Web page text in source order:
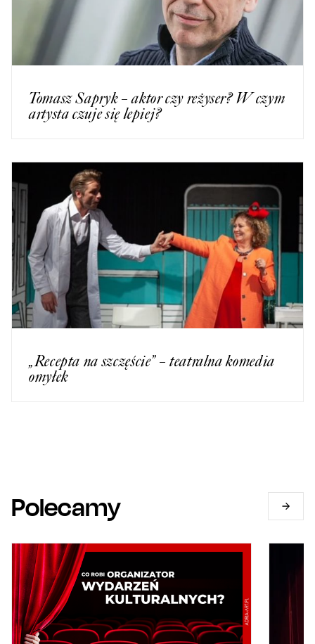
Tomasz Sapryk – aktor czy reżyser? W czym
artysta czuje się lepiej?
„Recepta na szczęście” – teatralna komedia
omyłek
Polecamy